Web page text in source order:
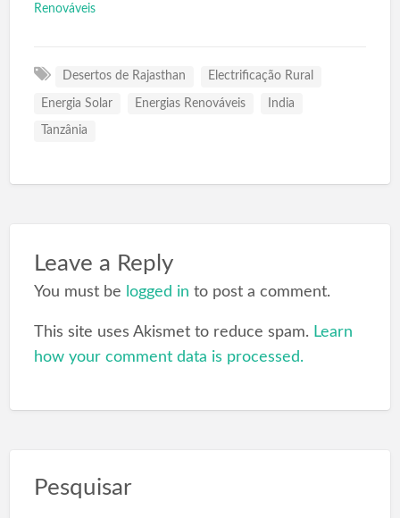
Renováveis
Desertos de Rajasthan Electrificação Rural
Energia Solar Energias Renováveis India
Tanzânia
Leave a Reply
You must be logged in to post a comment.
This site uses Akismet to reduce spam. Learn
how your comment data is processed.
Pesquisar